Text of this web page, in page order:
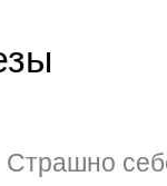
Страшно